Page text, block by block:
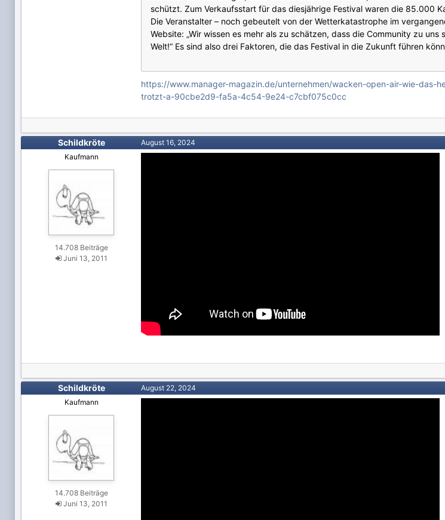
schützt. Zum Verkaufsstart für das diesjährige Festival waren die 85.000
Die Veranstalter – noch gebeutelt von der Wetterkatastrophe im
Website: „Wir wissen es mehr als zu schätzen, dass die Community zu
Welt!“ Es sind also drei Faktoren, die das Festival in die Zukunft führen
https://www.manager-magazin.de/unternehmen/wacken-open-air-wie-
trotzt-a-90cbe2d9-fa5a-4c54-9e24-c7cbf075c0cc
Schildkröte
Kaufmann
14.708 Beiträge
Juni 13, 2011
August 16, 2024
Schildkröte
Kaufmann
14.708 Beiträge
Juni 13, 2011
August 22, 2024